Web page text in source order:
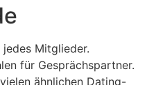
Mitglieder.
für Gesprächspartner.
ähnlichen Dating-